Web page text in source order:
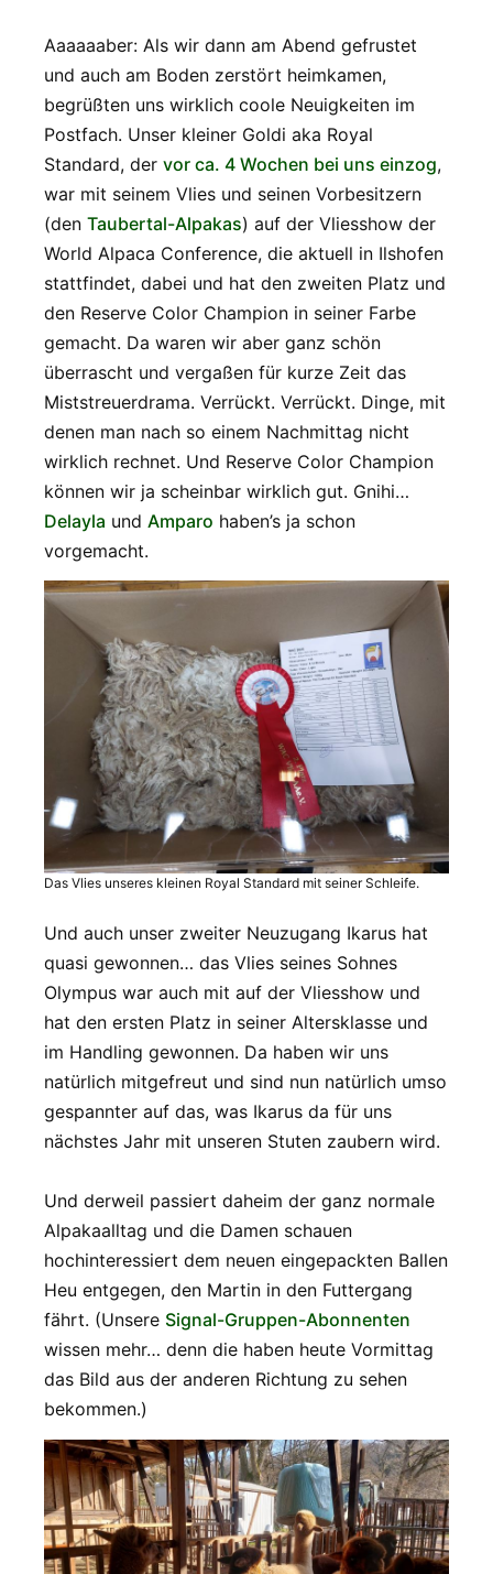
Aaaaaaber: Als wir dann am Abend gefrustet
und auch am Boden zerstört heimkamen,
begrüßten uns wirklich coole Neuigkeiten im
Postfach. Unser kleiner Goldi aka Royal
Standard, der vor ca. 4 Wochen bei uns einzog,
war mit seinem Vlies und seinen Vorbesitzern
(den Taubertal-Alpakas) auf der Vliesshow der
World Alpaca Conference, die aktuell in Ilshofen
stattfindet, dabei und hat den zweiten Platz und
den Reserve Color Champion in seiner Farbe
gemacht. Da waren wir aber ganz schön
überrascht und vergaßen für kurze Zeit das
Miststreuerdrama. Verrückt. Verrückt. Dinge, mit
denen man nach so einem Nachmittag nicht
wirklich rechnet. Und Reserve Color Champion
können wir ja scheinbar wirklich gut. Gnihi…
Delayla und Amparo haben’s ja schon
vorgemacht.
Das Vlies unseres kleinen Royal Standard mit seiner Schleife.
Und auch unser zweiter Neuzugang Ikarus hat
quasi gewonnen… das Vlies seines Sohnes
Olympus war auch mit auf der Vliesshow und
hat den ersten Platz in seiner Altersklasse und
im Handling gewonnen. Da haben wir uns
natürlich mitgefreut und sind nun natürlich umso
gespannter auf das, was Ikarus da für uns
nächstes Jahr mit unseren Stuten zaubern wird.
Und derweil passiert daheim der ganz normale
Alpakaalltag und die Damen schauen
hochinteressiert dem neuen eingepackten Ballen
Heu entgegen, den Martin in den Futtergang
fährt. (Unsere Signal-Gruppen-Abonnenten
wissen mehr… denn die haben heute Vormittag
das Bild aus der anderen Richtung zu sehen
bekommen.)